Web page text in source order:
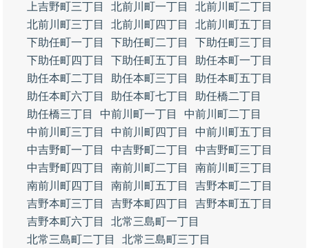
上吉野町三丁目
北前川町一丁目
北前川町二丁目
北前川町三丁目
北前川町四丁目
北前川町五丁目
下助任町一丁目
下助任町二丁目
下助任町三丁目
下助任町四丁目
下助任町五丁目
助任本町一丁目
助任本町二丁目
助任本町三丁目
助任本町五丁目
助任本町六丁目
助任本町七丁目
助任橋二丁目
助任橋三丁目
中前川町一丁目
中前川町二丁目
中前川町三丁目
中前川町四丁目
中前川町五丁目
中吉野町一丁目
中吉野町二丁目
中吉野町三丁目
中吉野町四丁目
南前川町二丁目
南前川町三丁目
南前川町四丁目
南前川町五丁目
吉野本町二丁目
吉野本町三丁目
吉野本町四丁目
吉野本町五丁目
吉野本町六丁目
北常三島町一丁目
北常三島町二丁目
北常三島町三丁目